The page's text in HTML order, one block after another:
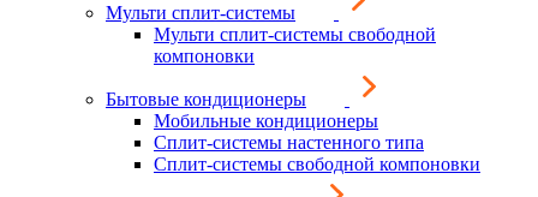
Мульти сплит-системы
Мульти сплит-системы свободной
компоновки
Бытовые кондиционеры
Мобильные кондиционеры
Сплит-системы настенного типа
Сплит-системы свободной компоновки